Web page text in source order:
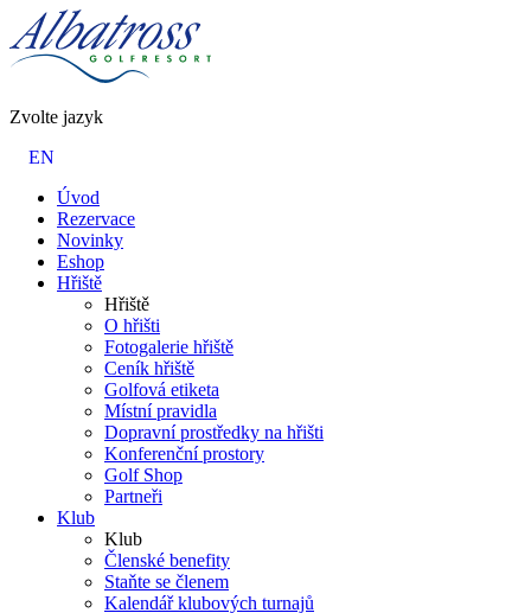
Zvolte jazyk
EN
Úvod
Rezervace
Novinky
Eshop
Hřiště
Hřiště
O hřišti
Fotogalerie hřiště
Ceník hřiště
Golfová etiketa
Místní pravidla
Dopravní prostředky na hřišti
Konferenční prostory
Golf Shop
Partneři
Klub
Klub
Členské benefity
Staňte se členem
Kalendář klubových turnajů